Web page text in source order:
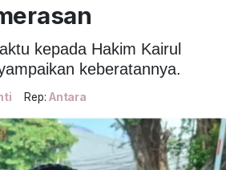
kepada Hakim Kairul
keberatannya.
Rep: Antara